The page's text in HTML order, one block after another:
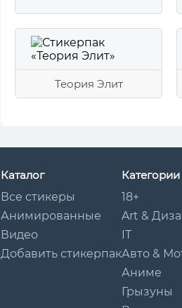
Теория Элит
Каталог
Все стикеры
Анимированные
Видео
Добавить стикерпак
Категории
18+
Art &
IT
Авто &
Аниме
Грызуны